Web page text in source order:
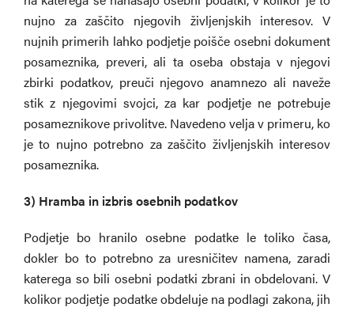
nujno za zaščito njegovih življenjskih interesov. V
nujnih primerih lahko podjetje poišče osebni dokument
posameznika, preveri, ali ta oseba obstaja v njegovi
zbirki podatkov, preuči njegovo anamnezo ali naveže
stik z njegovimi svojci, za kar podjetje ne potrebuje
posameznikove privolitve. Navedeno velja v primeru, ko
je to nujno potrebno za zaščito življenjskih interesov
posameznika.
3) Hramba in izbris osebnih podatkov
Podjetje bo hranilo osebne podatke le toliko časa,
dokler bo to potrebno za uresničitev namena, zaradi
katerega so bili osebni podatki zbrani in obdelovani. V
kolikor podjetje podatke obdeluje na podlagi zakona, jih